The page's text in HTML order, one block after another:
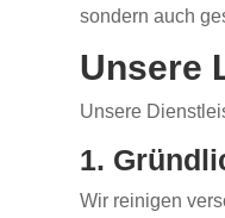
sondern auch
Unsere
Unsere
1.
Wir reinigen